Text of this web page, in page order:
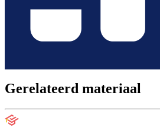
Gerelateerd materiaal